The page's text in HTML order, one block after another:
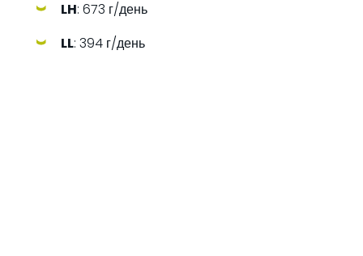
LH: 673 г/день
LL: 394 г/день